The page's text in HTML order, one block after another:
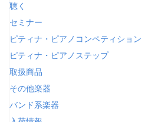
聴く
セミナー
ピティナ・ピアノコンペティション
ピティナ・ピアノステップ
取扱商品
その他楽器
バンド系楽器